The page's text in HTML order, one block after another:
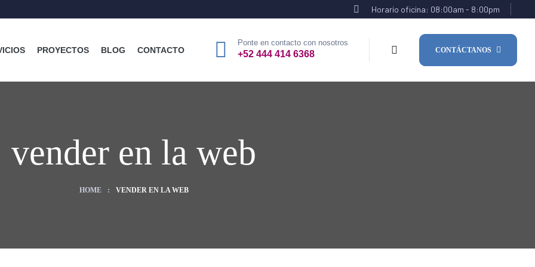
Horario oficina: 08:00am - 8:00pm
PROYECTOS BLOG CONTACTO
Ponte en contacto con nosotros
+52 444 414 6368 CONTÁCTANOS
vender en la web
HOME : VENDER EN LA WEB